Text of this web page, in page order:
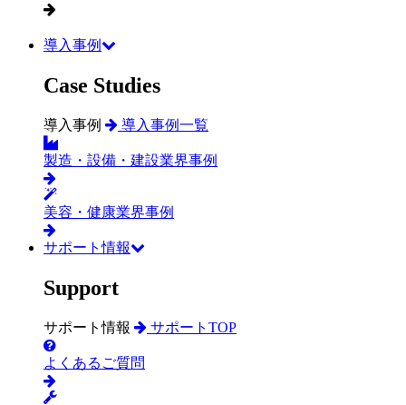
導入事例
Case Studies
導入事例 導入事例一覧
製造・設備・建設業界事例
美容・健康業界事例
サポート情報
Support
サポート情報 サポートTOP
よくあるご質問